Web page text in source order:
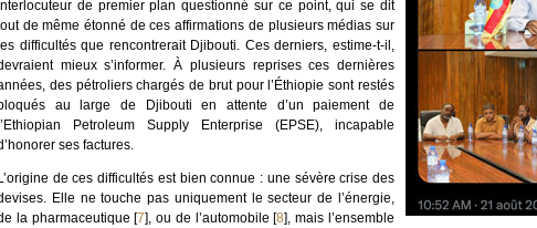
de premier plan questionné sur ce point, qui se dit
de même étonné de ces affirmations de plusieurs médias sur
les difficultés que rencontrerait Djibouti. Ces derniers, estime-t-il,
mieux s’informer. À plusieurs reprises ces dernières
des pétroliers chargés de brut pour l’Éthiopie sont restés
au large de Djibouti en attente d’un paiement de
l’Ethiopian Petroleum Supply Enterprise (EPSE), incapable
ses factures.
L’origine de ces difficultés est bien connue : une sévère crise des
Elle ne touche pas uniquement le secteur de l’énergie,
la pharmaceutique [7], ou de l’automobile [8], mais l’ensemble